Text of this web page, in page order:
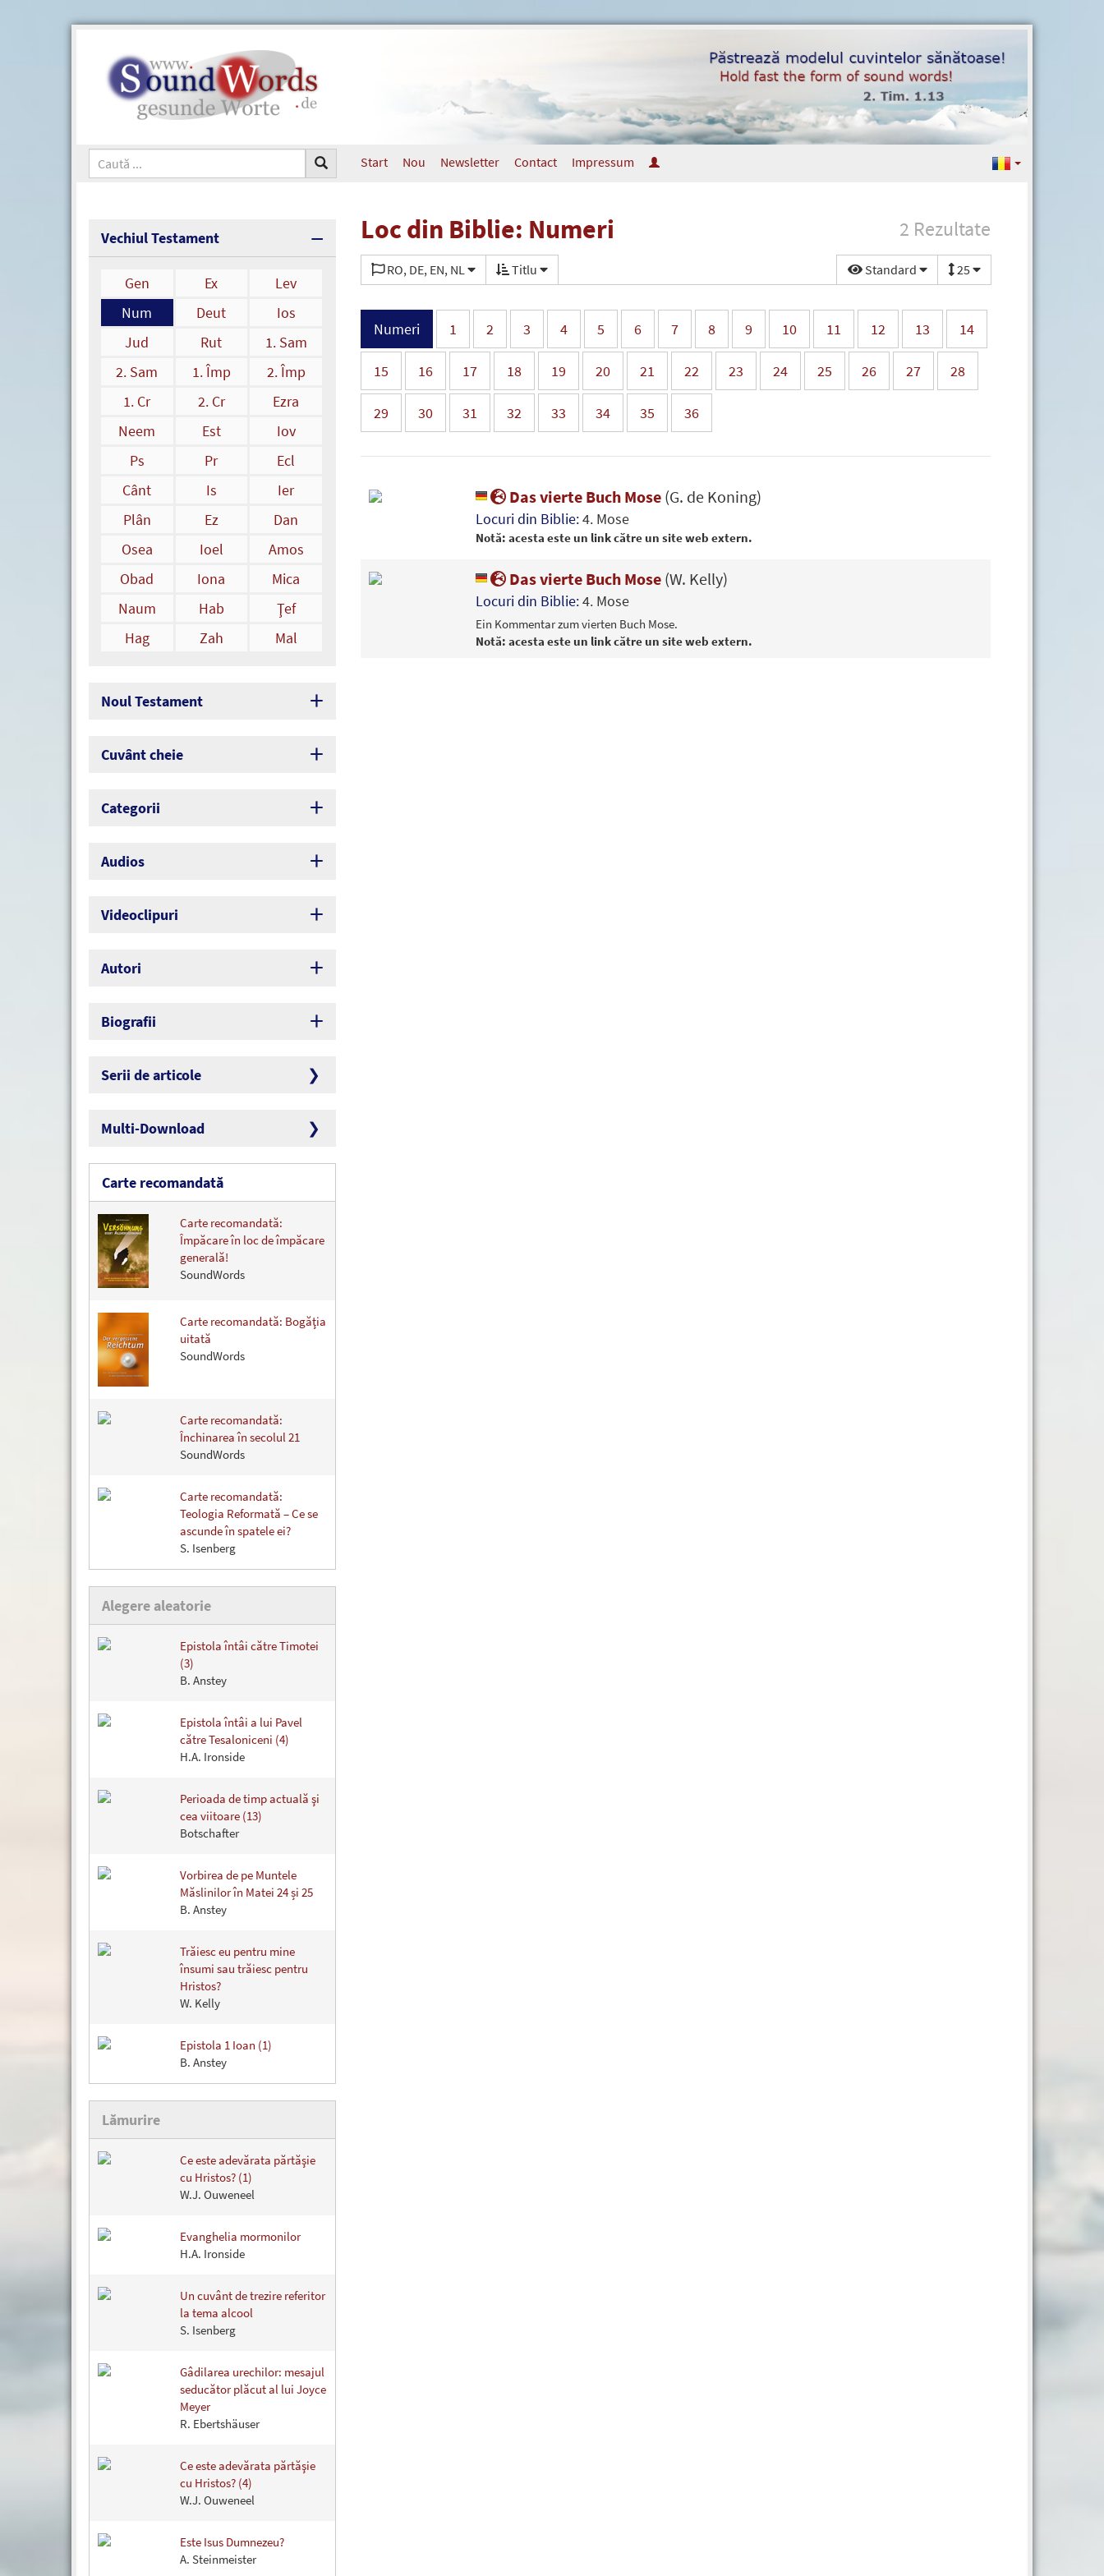
Start Nou Newsletter Contact Impressum
Vechiul Testament
Gen Ex
Lev
Num
Deut
Ios
Jud
Rut
1. Sam
2. Sam
1. Împ
2. Împ
1. Cr
2. Cr
Ezra
Neem
Est
Iov
Ps
Pr
Ecl
Cânt
Is
Ier
Plân
Ez
Dan
Osea
Ioel
Amos
Obad
Iona
Mica
Naum
Hab
Ţef
Hag
Zah Mal
Noul Testament
Cuvânt cheie
Categorii
Audios
Videoclipuri
Autori
Biografii
Serii de articole
Multi-Download
Carte recomandată
Carte recomandată:
Împăcare în loc de împăcare
generală!
SoundWords
Carte recomandată: Bogăţia
uitată
SoundWords
Carte recomandată:
Închinarea în secolul 21
SoundWords
Carte recomandată:
Teologia Reformată – Ce se
ascunde în spatele ei?
S. Isenberg
Alegere aleatorie
Epistola întâi către Timotei
(3)
B. Anstey
Epistola întâi a lui Pavel
către Tesaloniceni (4)
H.A. Ironside
Perioada de timp actuală şi
cea viitoare (13)
Botschafter
Vorbirea de pe Muntele
Măslinilor în Matei 24 și 25
B. Anstey
Trăiesc eu pentru mine
însumi sau trăiesc pentru
Hristos?
W. Kelly
Epistola 1 Ioan (1)
B. Anstey
Lămurire
Ce este adevărata părtăşie
cu Hristos? (1)
W.J. Ouweneel
Evanghelia mormonilor
H.A. Ironside
Un cuvânt de trezire referitor
la tema alcool
S. Isenberg
Gâdilarea urechilor: mesajul
seducător plăcut al lui Joyce
Meyer
R. Ebertshäuser
Ce este adevărata părtăşie
cu Hristos? (4)
W.J. Ouweneel
Este Isus Dumnezeu?
A. Steinmeister
2 Rezultate
Loc din Biblie: Numeri
RO, DE, EN, NL Titlu Standard 25
Numeri 1 2 3 4 5 6 7 8 9 10 11 12 13 14
15 16 17 18 19 20 21 22 23 24 25 26 27 28
29 30 31 32 33 34 35 36
Das vierte Buch Mose (G. de Koning)
Locuri din Biblie:4. Mose
Notă: acesta este un link către un site web extern.
Das vierte Buch Mose (W. Kelly)
Locuri din Biblie:4. Mose
Ein Kommentar zum vierten Buch Mose.
Notă: acesta este un link către un site web extern.